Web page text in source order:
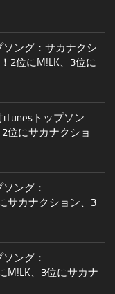
ング：サカナクシ
2位にM!LK、3位に
iTunesトップソン
位にサカナクショ
ング：
サカナクション、3
ング：
M!LK、3位にサカナ